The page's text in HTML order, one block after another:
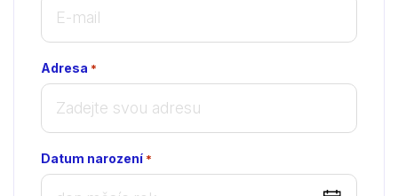
Adresa *
Datum narození *